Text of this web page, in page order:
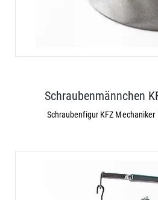
Schraubenmännchen
Schraubenfigur KFZ